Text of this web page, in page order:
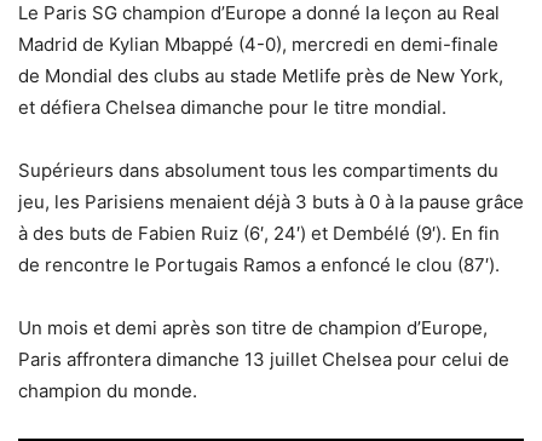
Le Paris SG champion d’Europe a donné la leçon au Real
Madrid de Kylian Mbappé (4-0), mercredi en demi-finale
de Mondial des clubs au stade Metlife près de New York,
et défiera Chelsea dimanche pour le titre mondial.
Supérieurs dans absolument tous les compartiments du
jeu, les Parisiens menaient déjà 3 buts à 0 à la pause grâce
à des buts de Fabien Ruiz (6′, 24′) et Dembélé (9′). En fin
de rencontre le Portugais Ramos a enfoncé le clou (87′).
Un mois et demi après son titre de champion d’Europe,
Paris affrontera dimanche 13 juillet Chelsea pour celui de
champion du monde.